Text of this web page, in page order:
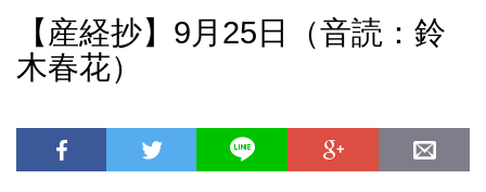
【産経抄】9月25日（音読：鈴
木春花）